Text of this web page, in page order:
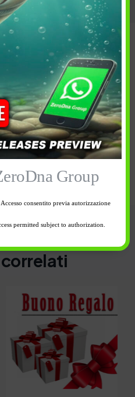
aggiuntive
e reso
per questo prodotto.
Group
consentito previa autorizzazione
permitted subject to authorization.